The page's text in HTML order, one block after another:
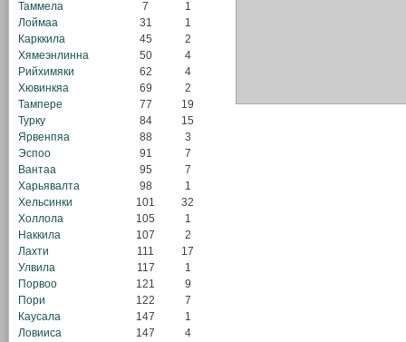
Таммела
7
1
Лоймаа
31
1
Карккила
45
2
Хямеэнлинна
50
4
Рийхимяки
62
4
Хювинкяа
69
2
Тампере
77
19
Турку
84
15
Ярвенпяа
88
3
Эспоо
91
7
Вантаа
95
7
Харьявалта
98
1
Хельсинки
101
32
Холлола
105
1
Наккила
107
2
Лахти
111
17
Улвила
117
1
Порвоо
121
9
Пори
122
7
Каусала
147
1
Ловииса
147
4